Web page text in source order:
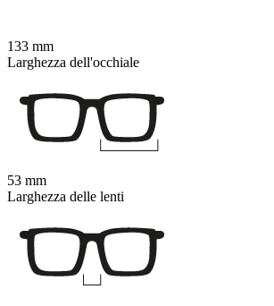
133 mm
Larghezza dell'occhiale
53 mm
Larghezza delle lenti